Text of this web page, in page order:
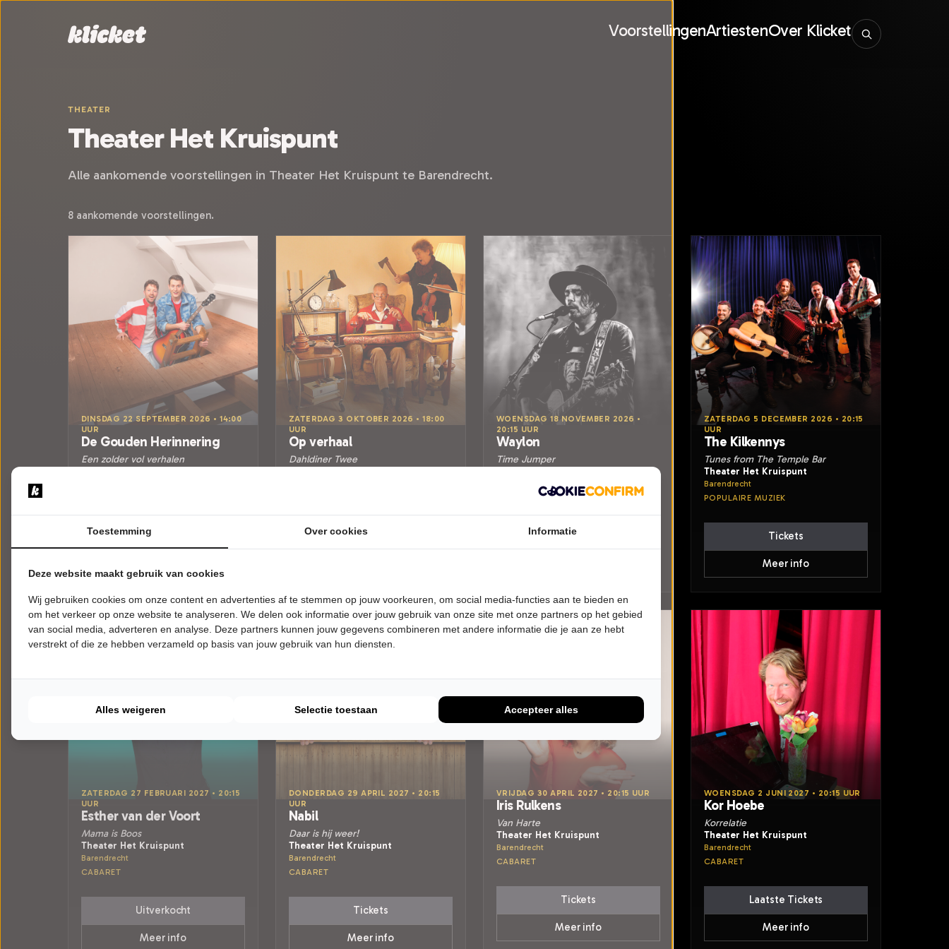
VoorstellingenArtiestenOver Klicket
THEATER
Theater Het Kruispunt
Alle aankomende voorstellingen in Theater Het Kruispunt te Barendrecht.
8 aankomende voorstellingen.
DINSDAG 22 SEPTEMBER 2026 • 14:00
UUR
De Gouden Herinnering
Een zolder vol verhalen
Tickets
ZATERDAG 3 OKTOBER 2026 • 18:00
UUR
Op verhaal
Dahldiner Twee
Tickets
WOENSDAG 18 NOVEMBER 2026 •
20:15 UUR
Waylon
Time Jumper
Barendrecht
POPULAIRE MUZIEK
Laatste Tickets
ZATERDAG 5 DECEMBER 2026 • 20:15
UUR
The Kilkennys
Tunes from The Temple Bar
Theater Het Kruispunt
Barendrecht
POPULAIRE MUZIEK
Tickets
Meer info
ZATERDAG 27 FEBRUARI 2027 • 20:15
UUR
Esther van der Voort
Mama is Boos
Theater Het Kruispunt
Barendrecht
CABARET
Uitverkocht
Meer info
DONDERDAG 29 APRIL 2027 • 20:15
UUR
Nabil
Daar is hij weer!
Theater Het Kruispunt
Barendrecht
CABARET
Tickets
Meer info
VRIJDAG 30 APRIL 2027 • 20:15 UUR
Iris Rulkens
Van Harte
Theater Het Kruispunt
Barendrecht
CABARET
Tickets
Meer info
WOENSDAG 2 JUNI 2027 • 20:15 UUR
Kor Hoebe
Korrelatie
Theater Het Kruispunt
Barendrecht
CABARET
Laatste Tickets
Meer info
Toestemming Over cookies Informatie
Deze website maakt gebruik van cookies
Wij gebruiken cookies om onze content en advertenties af te stemmen op jouw voorkeuren, om social media-functies aan te bieden en
om het verkeer op onze website te analyseren. We delen ook informatie over jouw gebruik van onze site met onze partners op het gebied
van social media, adverteren en analyse. Deze partners kunnen jouw gegevens combineren met andere informatie die je aan ze hebt
verstrekt of die ze hebben verzameld op basis van jouw gebruik van hun diensten.
Alles weigeren Selectie toestaan Accepteer alles